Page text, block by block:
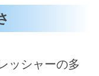
ッシャーの多